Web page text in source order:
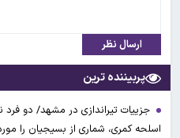
ارسال نظر
پربیننده ترین
جزییات تیراندازی در مشهد/ دو فرد
اسلحه کمری، شماری از بسیجیان را